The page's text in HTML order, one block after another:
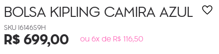
BOLSA KIPLING CAMIRAAZUL
I6146S9H
R$699,00 ou 6x de R$ 116,50